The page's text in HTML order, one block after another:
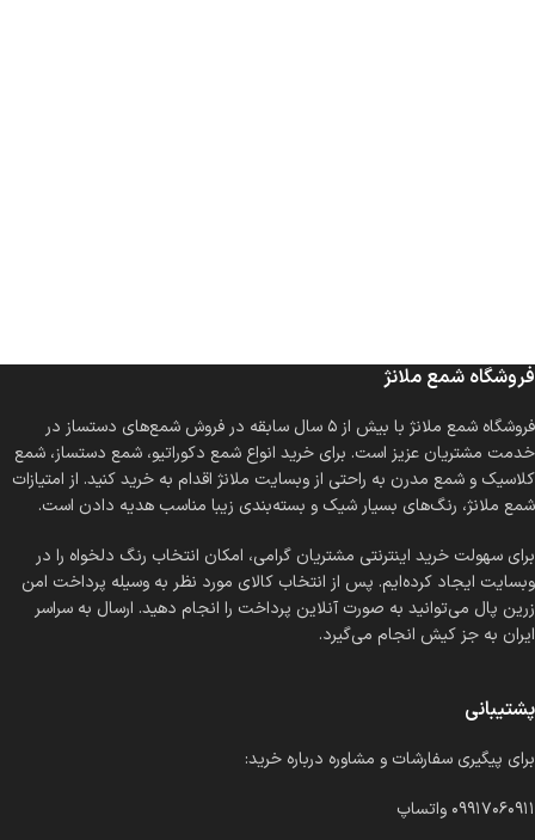
فروشگاه شمع ملانژ
فروشگاه شمع ملانژ با بیش از ۵ سال سابقه در فروش شمع‌های دستساز در
خدمت مشتریان عزیز است. برای خرید انواع شمع دکوراتیو، شمع دستساز، شمع
کلاسیک و شمع مدرن به راحتی از وبسایت ملانژ اقدام به خرید کنید. از امتیازات
شمع ملانژ، رنگ‌های بسیار شیک و بسته‌بندی زیبا مناسب هدیه دادن است.
برای سهولت خرید اینترنتی مشتریان گرامی، امکان انتخاب رنگ دلخواه را در
وبسایت ایجاد کرده‌ایم. پس از انتخاب کالای مورد نظر به وسیله پرداخت امن
زرین پال می‌توانید به صورت آنلاین پرداخت را انجام دهید. ارسال به سراسر
ایران به جز کیش انجام می‌گیرد.
پشتیبانی
برای پیگیری سفارشات و مشاوره درباره خرید:
۰۹۹۱۷۰۶۰۹۱۱ واتساپ